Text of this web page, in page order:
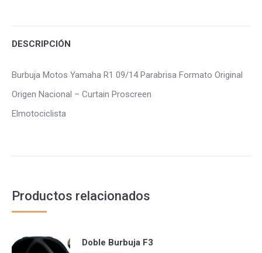
DESCRIPCIÓN
Burbuja Motos Yamaha R1 09/14 Parabrisa Formato Original
Origen Nacional – Curtain Proscreen
Elmotociclista
Productos relacionados
Doble Burbuja F3